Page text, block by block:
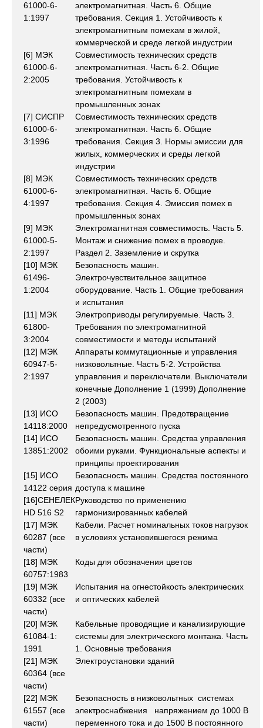
61000-6-
1:1997
электромагнитная. Часть 6. Общие
требования. Секция 1. Устойчивость к
электромагнитным помехам в жилой,
коммерческой и среде легкой индустрии
[6] МЭК
61000-6-
2:2005
Совместимость технических средств
электромагнитная. Часть 6-2. Общие
требования. Устойчивость к
электромагнитным помехам в
промышленных зонах
[7] СИСПР
61000-6-
3:1996
Совместимость технических средств
электромагнитная. Часть 6. Общие
требования. Секция 3. Нормы эмиссии для
жилых, коммерческих и среды легкой
индустрии
[8] МЭК
61000-6-
4:1997
Совместимость технических средств
электромагнитная. Часть 6. Общие
требования. Секция 4. Эмиссия помех в
промышленных зонах
[9] МЭК
61000-5-
2:1997
Электромагнитная совместимость. Часть 5.
Монтаж и снижение помех в проводке.
Раздел 2. Заземление и скрутка
[10] МЭК
61496-
1:2004
Безопасность машин.
Электрочувствительное защитное
оборудование. Часть 1. Общие требования
и испытания
[11] МЭК
61800-
3:2004
Электроприводы регулируемые. Часть 3.
Требования по электромагнитной
совместимости и методы испытаний
[12] МЭК
60947-5-
2:1997
Аппараты коммутационные и управления
низковольтные. Часть 5-2. Устройства
управления и переключатели. Выключатели
конечные Дополнение 1 (1999) Дополнение
2 (2003)
[13] ИСО
14118:2000
Безопасность машин. Предотвращение
непредусмотренного пуска
[14] ИСО
13851:2002
Безопасность машин. Средства управления
обоими руками. Функциональные аспекты и
принципы проектирования
[15] ИСО
14122 серия
Безопасность машин. Средства постоянного
доступа к машине
[16]СЕНЕЛЕК
НD 516 S2
Руководство по применению
гармонизированных кабелей
[17] МЭК
60287 (все
части)
Кабели. Расчет номинальных токов нагрузок
в условиях установившегося режима
[18] МЭК
60757:1983
Коды для обозначения цветов
[19] МЭК
60332 (все
части)
Испытания на огнестойкость электрических
и оптических кабелей
[20] МЭК
61084-1:
1991
Кабельные проводящие и канализирующие
системы для электрического монтажа. Часть
1. Основные требования
[21] МЭК
60364 (все
части)
Электроустановки зданий
[22] МЭК
61557 (все
части)
Безопасность в низковольтных системах
электроснабжения напряжением до 1000 В
переменного тока и до 1500 В постоянного